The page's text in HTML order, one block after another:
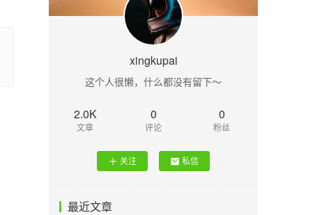
xingkupai
这个人很懒，什么都没有留下～
2.0K
文章
0
评论
0
粉丝
关注 私信
最近文章